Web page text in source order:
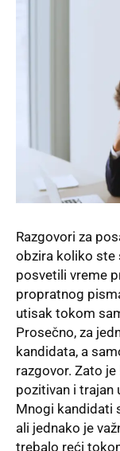
Razgovori za
obzira koliko ste
posvetili vreme
propratnog
utisak tokom
Prosečno, za
kandidata, a
razgovor. Zato
pozitivan i trajan
Mnogi kandidati
ali jednako je
trebalo reći